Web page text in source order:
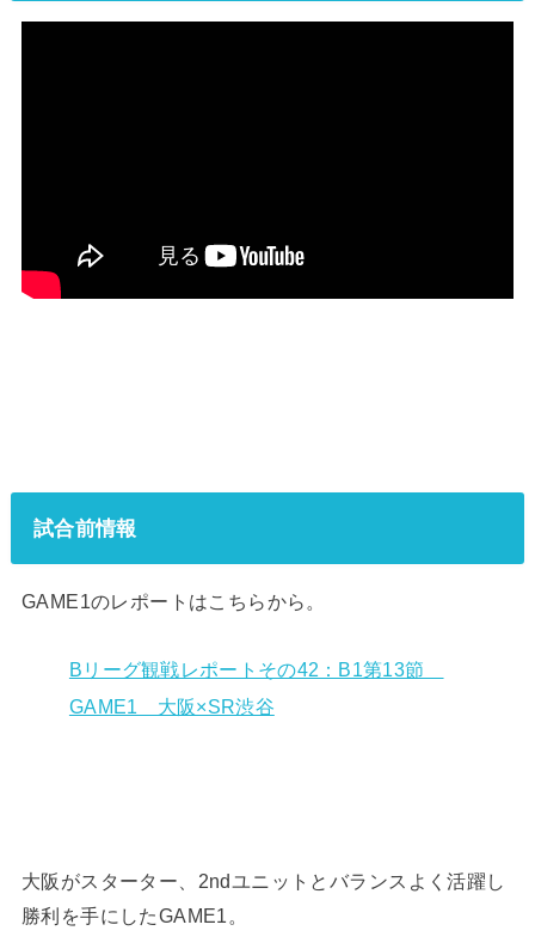
試合前情報
GAME1のレポートはこちらから。
Bリーグ観戦レポートその42：B1第13節
GAME1 大阪×SR渋谷
大阪がスターター、2ndユニットとバランスよく活躍し
勝利を手にしたGAME1。